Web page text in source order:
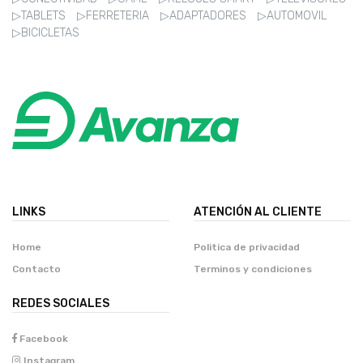
▷TABLETS
▷FERRETERIA ▷ADAPTADORES
▷AUTOMOVIL
▷BICICLETAS
LINKS
Home
Contacto
ATENCIÓN AL CLIENTE
Politica de privacidad
Terminos y condiciones
REDES SOCIALES
Facebook
Instagram